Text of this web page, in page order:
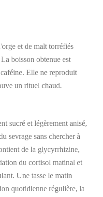
et de malt torréfiés
boisson obtenue est
Elle ne reproduit
un rituel chaud.
sucré et légèrement anisé,
sevrage sans chercher à
de la glycyrrhizine,
du cortisol matinal et
Une tasse le matin
quotidienne régulière, la